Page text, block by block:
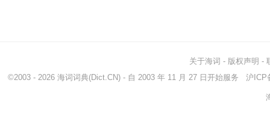
关于海词 - 版权声明 -
©2003 - 2026 海词词典(Dict.CN) - 自 2003 年 11 月 27 日开始服务 沪ICP